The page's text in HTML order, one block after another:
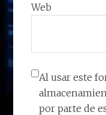
Web
Al usar este
por parte de